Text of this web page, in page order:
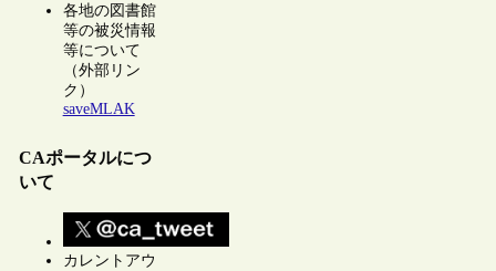
各地の図書館
等の被災情報
等について
（外部リン
ク）
saveMLAK
CAポータルにつ
いて
カレントアウ